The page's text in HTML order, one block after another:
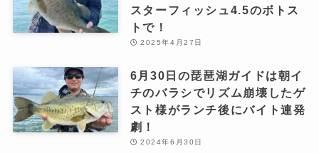
スターフィッシュ4.5のボトス
トで！
2025年4月27日
6月30日の琵琶湖ガイドは朝イ
チのバラシでリズム崩壊したゲ
スト様がランチ後にバイト連発
劇！
2024年6月30日